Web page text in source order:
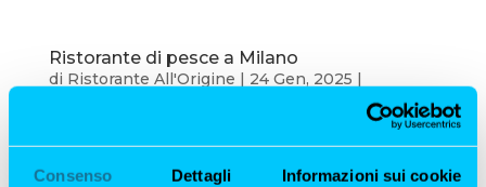
Consenso Dettagli Informazioni sui cookie
Ristorante di pesce a Milano
di Ristorante All'Origine | 24 Gen, 2025 |
L’eccellenza del ristorante di pesce a Milano Se
cerchi un ristorante di pesce a Milano capace di